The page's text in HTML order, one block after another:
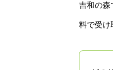
吉和の森
料で受け